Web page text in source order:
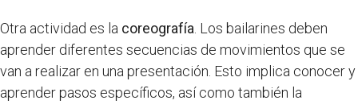
Otra actividad es la coreografía . Los bailarines deben
aprender diferentes secuencias de movimientos que se
van a realizar en una presentación. Esto implica conocer y
aprender pasos específicos, así como también la